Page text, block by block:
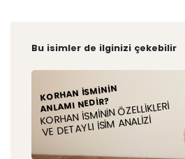
Bu isimler de ilginizi çekebilir
KORHAN İSMININ
ANLAMI NEDIR?
KORHAN İSMININ ÖZELLIKLERI
VE DETAYLI İSIM ANALIZI